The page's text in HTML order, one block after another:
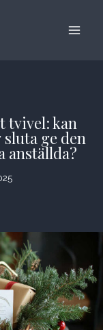
tvivel: kan
ge den
anställda?